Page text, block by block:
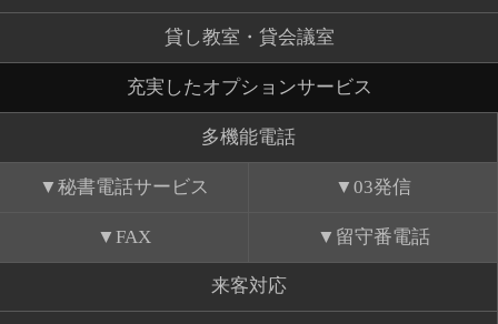
貸し教室・貸会議室
充実したオプションサービス
多機能電話
秘書電話サービス 03発信
FAX 留守番電話
来客対応